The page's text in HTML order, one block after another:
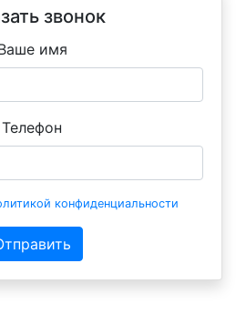
звонок
имя
Телефон
конфиденциальности